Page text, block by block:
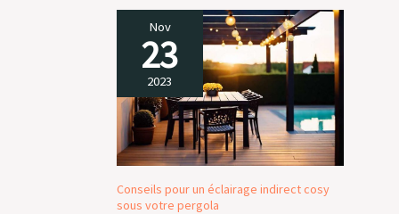
Nov
23
2023
Conseils pour un éclairage indirect cosy
sous votre pergola